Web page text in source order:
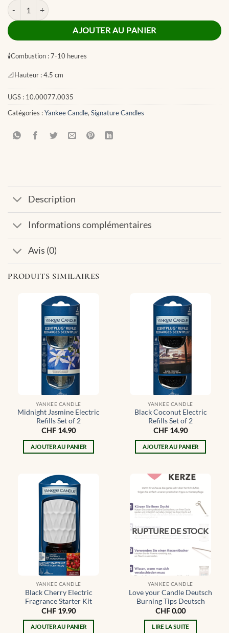
quantité de Black Cherry Signature Filled Votive
AJOUTER AU PANIER
🕯Combustion :7-10 heures
📐Hauteur :4.5 cm
UGS : 10.00077.0035
Catégories :Yankee Candle, Signature Candles
Description
Informations complémentaires
Avis (0)
PRODUITS SIMILAIRES
YANKEE CANDLE
Midnight Jasmine Electric
Refills Set of 2
CHF 14.90
AJOUTER AU PANIER
YANKEE CANDLE
Black Coconut Electric
Refills Set of 2
CHF 14.90
AJOUTER AU PANIER
YANKEE CANDLE
Black Cherry Electric
Fragrance Starter Kit
CHF 19.90
AJOUTER AU PANIER
RUPTURE DE STOCK
YANKEE CANDLE
Love your Candle Deutsch
Burning Tips Deutsch
CHF0.00
LIRE LA SUITE